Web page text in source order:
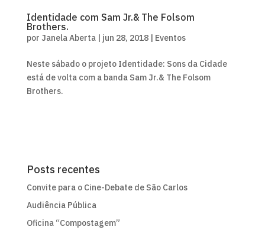
Identidade com Sam Jr.& The Folsom
Brothers.
por Janela Aberta| jun 28, 2018| Eventos
Neste sábado o projeto Identidade: Sons da Cidade
está de volta com a banda Sam Jr.& The Folsom
Brothers.
Posts recentes
Convite para o Cine-Debate de São Carlos
Audiência Pública
Oficina “Compostagem”